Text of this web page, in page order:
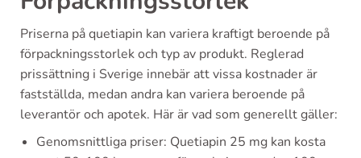
Priserna på quetiapin kan variera kraftigt beroende på
förpackningsstorlek och typ av produkt. Reglerad
prissättning i Sverige innebär att vissa kostnader är
fastställda, medan andra kan variera beroende på
leverantör och apotek. Här är vad som generellt gäller:
Genomsnittliga priser: Quetiapin 25 mg kan kosta